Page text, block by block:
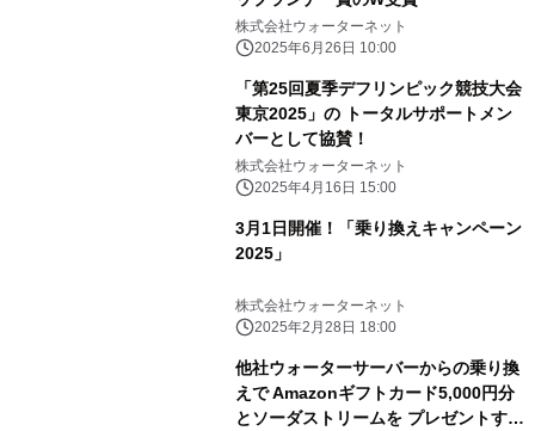
株式会社ウォーターネット
2025年6月26日 10:00
「第25回夏季デフリンピック競技大会
東京2025」の トータルサポートメン
バーとして協賛！
株式会社ウォーターネット
2025年4月16日 15:00
3月1日開催！「乗り換えキャンペーン
2025」
株式会社ウォーターネット
2025年2月28日 18:00
他社ウォーターサーバーからの乗り換
えで Amazonギフトカード5,000円分
とソーダストリームを プレゼントする